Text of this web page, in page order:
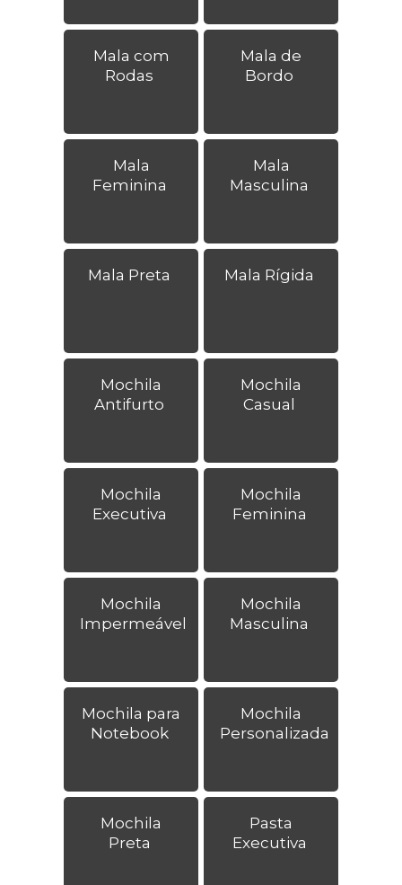
Mala com
Rodas
Mala de
Bordo
Mala
Feminina
Mala
Masculina
Mala Preta Mala Rígida
Mochila
Antifurto
Mochila
Casual
Mochila
Executiva
Mochila
Feminina
Mochila
Impermeável
Mochila
Masculina
Mochila para
Notebook
Mochila
Personalizada
Mochila
Preta
Pasta
Executiva